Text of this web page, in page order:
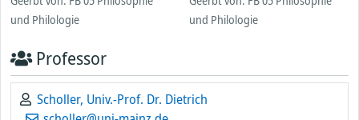
und Philologie
und Philologie
Professor
Scholler, Univ.-Prof. Dr. Dietrich